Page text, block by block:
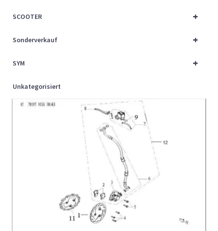
+
SCOOTER
+
Sonderverkauf
+
SYM
Unkategorisiert